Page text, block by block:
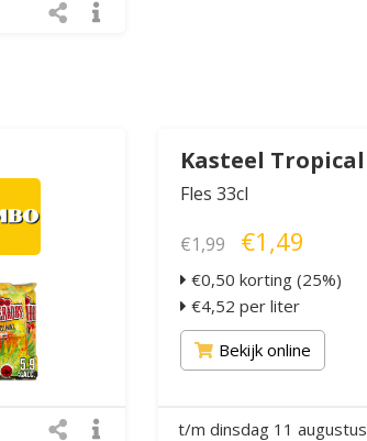
Kasteel Tropical
Fles 33cl
€1,99 €1,49
€0,50 korting (25%)
€4,52 per liter
Bekijk online
t/m dinsdag 11 augustus